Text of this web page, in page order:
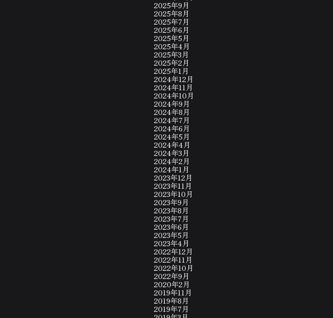
2025年9月
2025年8月
2025年7月
2025年6月
2025年5月
2025年4月
2025年3月
2025年2月
2025年1月
2024年12月
2024年11月
2024年10月
2024年9月
2024年8月
2024年7月
2024年6月
2024年5月
2024年4月
2024年3月
2024年2月
2024年1月
2023年12月
2023年11月
2023年10月
2023年9月
2023年8月
2023年7月
2023年6月
2023年5月
2023年4月
2022年12月
2022年11月
2022年10月
2022年9月
2020年2月
2019年11月
2019年8月
2019年7月